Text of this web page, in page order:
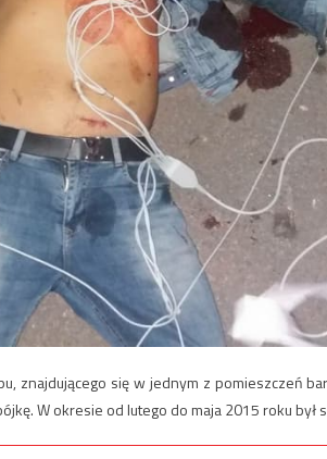
znajdującego się w jednym z pomieszczeń
W okresie od lutego do maja 2015 roku był